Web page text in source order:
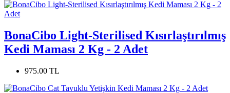
BonaCibo Light-Sterilised Kısırlaştırılmış
Kedi Maması 2 Kg - 2 Adet
975.00 TL